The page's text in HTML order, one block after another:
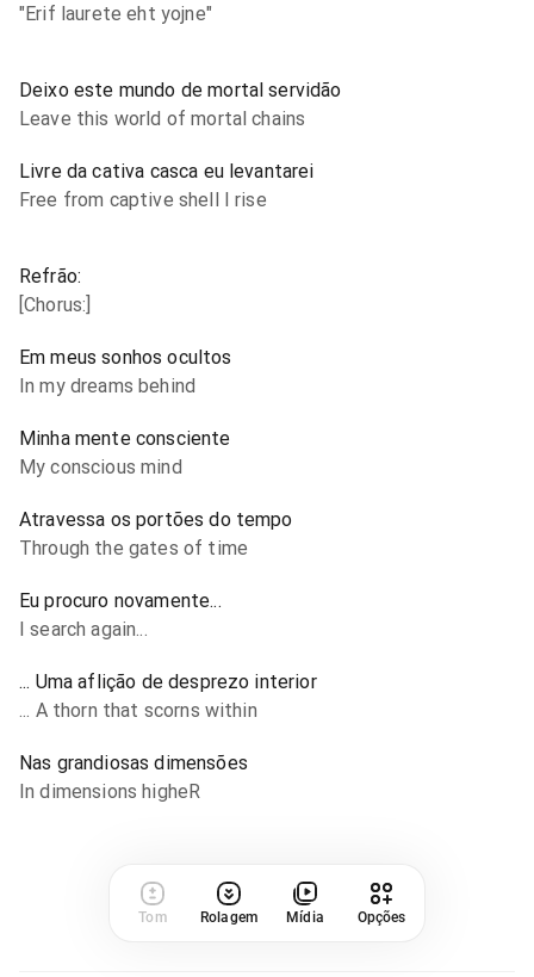
"Erif laurete eht yojne"
Deixo este mundo de mortal servidão
Leave this world of mortal chains
Livre da cativa casca eu levantarei
Free from captive shell I rise
Refrão:
[Chorus:]
Em meus sonhos ocultos
In my dreams behind
Minha mente consciente
My conscious mind
Atravessa os portões do tempo
Through the gates of time
Eu procuro novamente...
I search again...
... Uma aflição de desprezo interior
... A thorn that scorns within
Nas grandiosas dimensões
In dimensions higheR
Tom Rolagem Mídia Opções